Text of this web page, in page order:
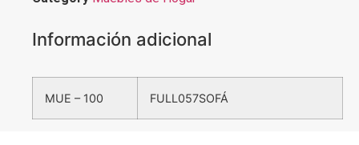
Información adicional
MUE – 100 FULL057SOFÁ